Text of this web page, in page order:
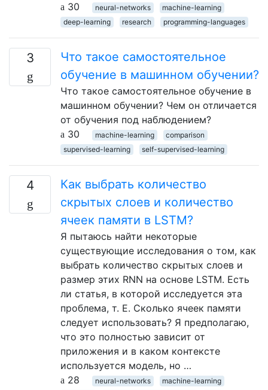
30
neural-networks
machine-learning
deep-learning
research programming-languages
3
Что такое самостоятельное
обучение в машинном обучении?
Что такое самостоятельное обучение в
машинном обучении? Чем он отличается
от обучения под наблюдением?
30
machine-learning
comparison
supervised-learning
self-supervised-learning
4
Как выбрать количество
скрытых слоев и количество
ячеек памяти в LSTM?
Я пытаюсь найти некоторые
существующие исследования о том, как
выбрать количество скрытых слоев и
размер этих RNN на основе LSTM. Есть
ли статья, в которой исследуется эта
проблема, т. Е. Сколько ячеек памяти
следует использовать? Я предполагаю,
что это полностью зависит от
приложения и в каком контексте
используется модель, но …
28
neural-networks
machine-learning